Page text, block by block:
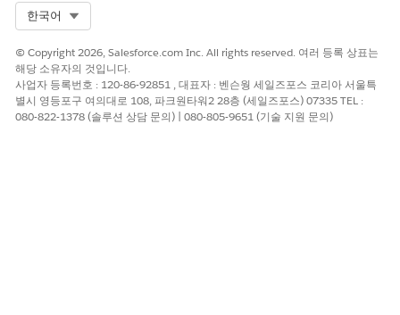
한국어
© Copyright 2026, Salesforce.com Inc. All rights reserved. 여러 등록 상표는
해당 소유자의 것입니다.
사업자 등록번호 : 120-86-92851 , 대표자 : 벤슨웡 세일즈포스 코리아 서울특
별시 영등포구 여의대로 108, 파크원타워2 28층 (세일즈포스) 07335 TEL :
080-822-1378 (솔루션 상담 문의) | 080-805-9651 (기술 지원 문의)